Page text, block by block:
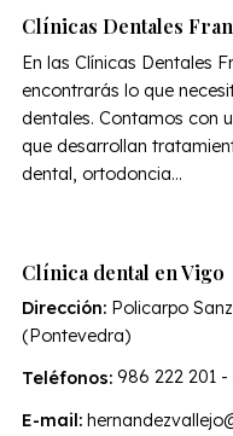
Clínicas Dentales
En las Clínicas Dentales
encontrarás lo que
dentales. Contamos con
que desarrollan
dental, ortodoncia...
Clínica dental en Vigo
Dirección: Policarpo
(Pontevedra)
Teléfonos: 986 222 201-
E-mail: